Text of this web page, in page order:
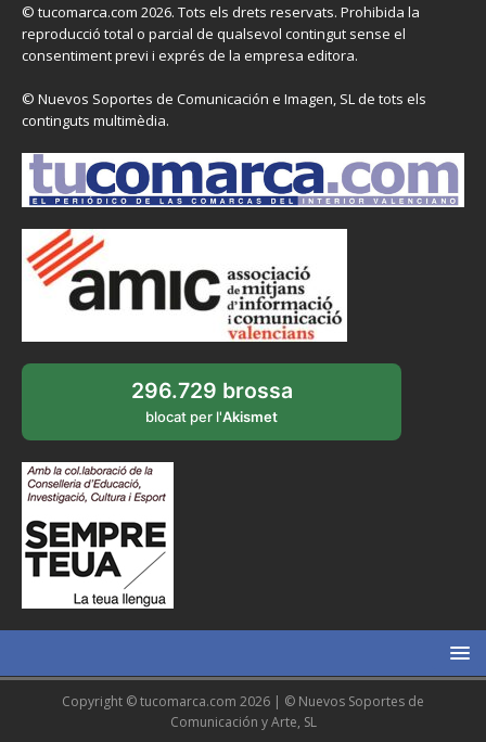
© tucomarca.com 2026. Tots els drets reservats. Prohibida la
reproducció total o parcial de qualsevol contingut sense el
consentiment previ i exprés de la empresa editora.
© Nuevos Soportes de Comunicación e Imagen, SL de tots els
continguts multimèdia.
296.729 brossa
blocat per l'Akismet
Copyright © tucomarca.com 2026 | © Nuevos Soportes de
Comunicación y Arte, SL